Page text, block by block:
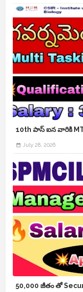
10th పాస్ ఐన వారికి
July 28, 2026
50,000 జీతం తో